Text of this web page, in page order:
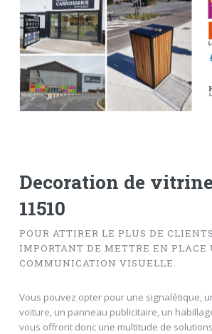
Decoration de
11510
POUR ATTIRER LE PLUS DE
IMPORTANT DE METTRE EN PLACE
COMMUNICATION VISUELLE.
Vous pouvez opter pour une signalétique,
voiture, un panneau publicitaire, un
vous offront donc une multitude de